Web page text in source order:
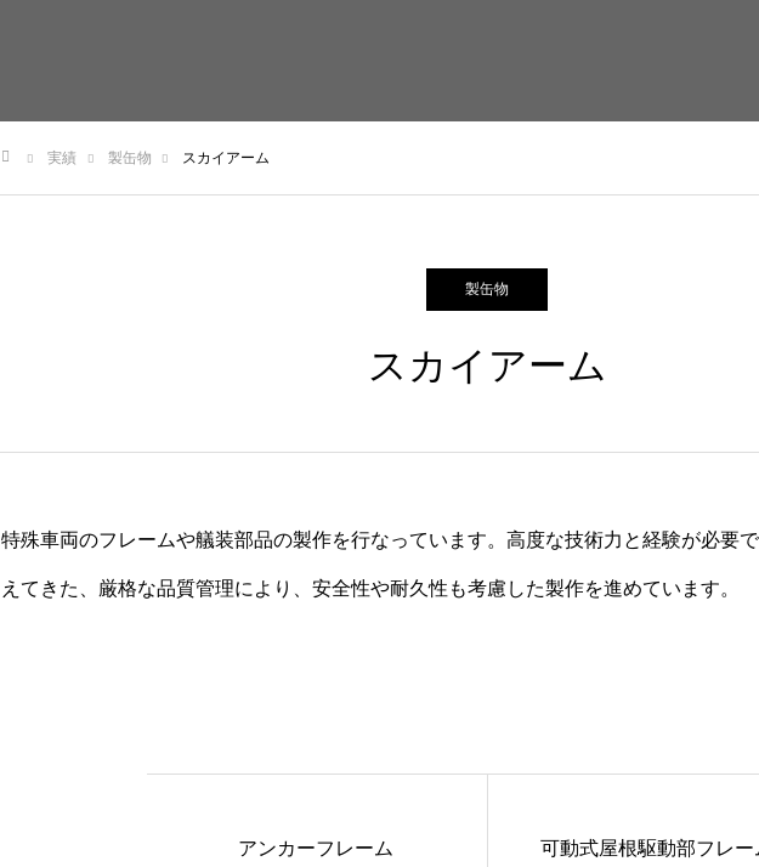
実績 製缶物 スカイアーム
製缶物
スカイアーム
特殊車両のフレームや艤装部品の製作を行なっています。高度な技術力と経験が必要
えてきた、厳格な品質管理により、安全性や耐久性も考慮した製作を進めています。
アンカーフレーム 可動式屋根駆動部フレー